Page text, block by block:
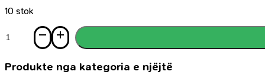
10 stok
Turmeric
Serum
Produkte nga kategoria e njëjtë